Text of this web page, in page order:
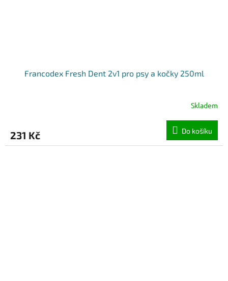
Francodex Fresh Dent 2v1 pro psy a kočky 250ml
Skladem
231 Kč Do košíku